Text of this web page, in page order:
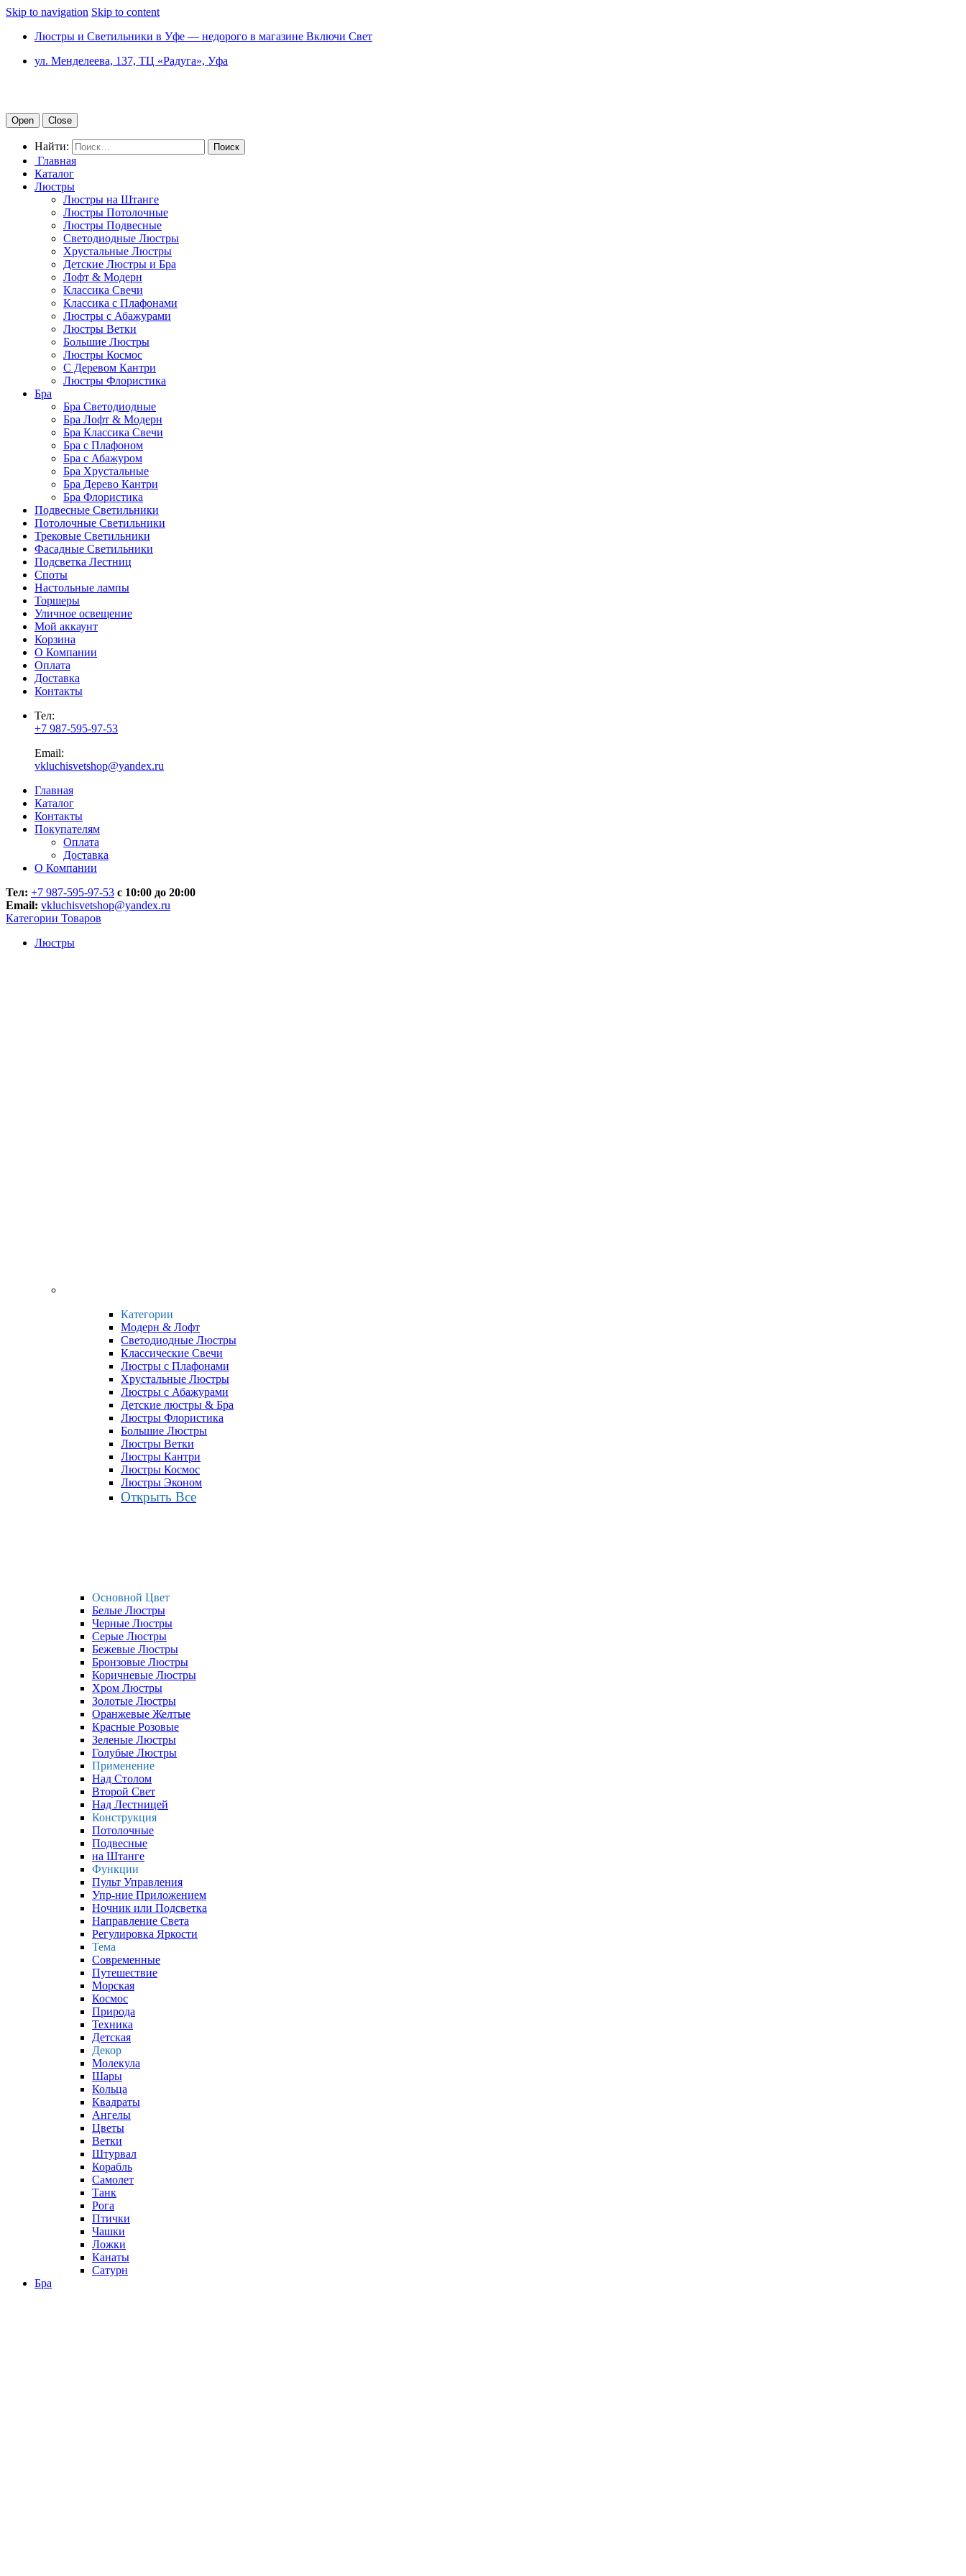
Skip to navigation Skip to content
Люстры и Светильники в Уфе — недорого в магазине Включи Свет
ул. Менделеева, 137, ТЦ «Радуга», Уфа
Open Close
Найти:
Главная
Каталог
Люстры
Люстры на Штанге
Люстры Потолочные
Люстры Подвесные
Светодиодные Люстры
Хрустальные Люстры
Детские Люстры и Бра
Лофт & Модерн
Классика Свечи
Классика с Плафонами
Люстры с Абажурами
Люстры Ветки
Большие Люстры
Люстры Космос
С Деревом Кантри
Люстры Флористика
Бра
Бра Светодиодные
Бра Лофт & Модерн
Бра Классика Свечи
Бра с Плафоном
Бра с Абажуром
Бра Хрустальные
Бра Дерево Кантри
Бра Флористика
Подвесные Светильники
Потолочные Светильники
Трековые Светильники
Фасадные Светильники
Подсветка Лестниц
Споты
Настольные лампы
Торшеры
Уличное освещение
Мой аккаунт
Корзина
О Компании
Оплата
Доставка
Контакты
Тел:
+7 987-595-97-53
Email:
vkluchisvetshop@yandex.ru
Главная
Каталог
Контакты
Покупателям
Оплата
Доставка
О Компании
Тел: +7 987-595-97-53 с 10:00 до 20:00
Email: vkluchisvetshop@yandex.ru
Категории Товаров
Люстры
Категории
Модерн & Лофт
Светодиодные Люстры
Классические Свечи
Люстры с Плафонами
Хрустальные Люстры
Люстры с Абажурами
Детские люстры & Бра
Люстры Флористика
Большие Люстры
Люстры Ветки
Люстры Кантри
Люстры Космос
Люстры Эконом
Открыть Все
Основной Цвет
Белые Люстры
Черные Люстры
Серые Люстры
Бежевые Люстры
Бронзовые Люстры
Коричневые Люстры
Хром Люстры
Золотые Люстры
Оранжевые Желтые
Красные Розовые
Зеленые Люстры
Голубые Люстры
Применение
Над Столом
Второй Свет
Над Лестницей
Конструкция
Потолочные
Подвесные
на Штанге
Функции
Пульт Управления
Упр-ние Приложением
Ночник или Подсветка
Направление Света
Регулировка Яркости
Тема
Современные
Путешествие
Морская
Космос
Природа
Техника
Детская
Декор
Молекула
Шары
Кольца
Квадраты
Ангелы
Цветы
Ветки
Штурвал
Корабль
Самолет
Танк
Рога
Птички
Чашки
Ложки
Канаты
Сатурн
Бра